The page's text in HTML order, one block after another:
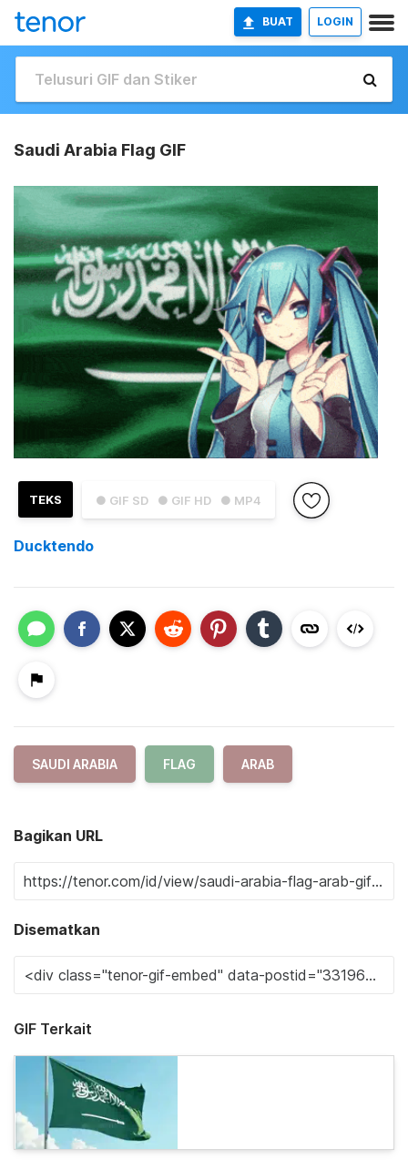
BUAT LOGIN
Saudi Arabia Flag GIF
● GIF SD ● GIF HD ● MP4
TEKS
Ducktendo
SAUDI ARABIA FLAG ARAB
Bagikan URL
Disematkan
GIF Terkait